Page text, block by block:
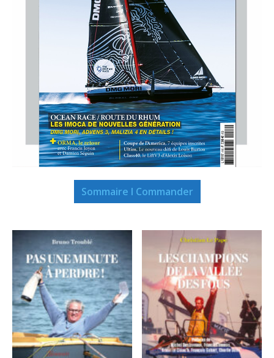
Sommaire I Commander